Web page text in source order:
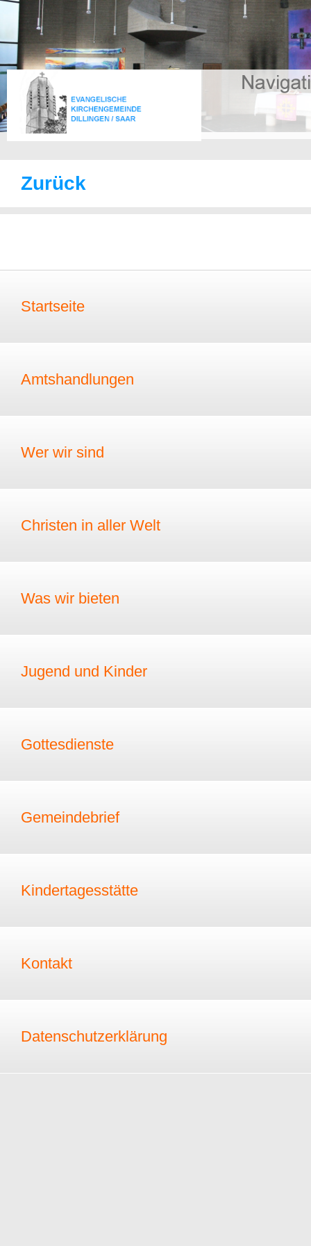
Zurück
Startseite
Amtshandlungen
Wer wir sind
Christen in aller Welt
Was wir bieten
Jugend und Kinder
Gottesdienste
Gemeindebrief
Kindertagesstätte
Kontakt
Datenschutzerklärung